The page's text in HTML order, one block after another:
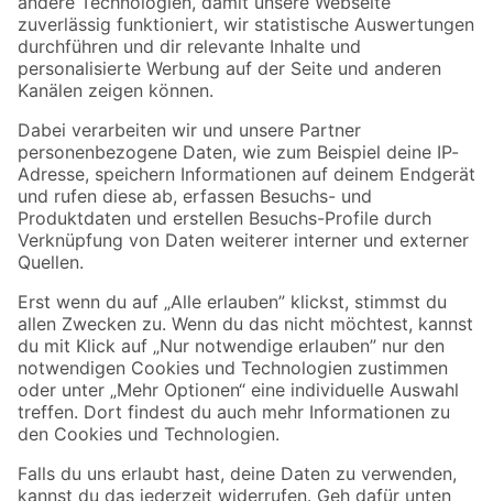
Zur Newsletter Anmeldung
Folge uns
Zahlungsarten Versandarten
Sicher einkaufen
Jetzt die toom-App herunterladen